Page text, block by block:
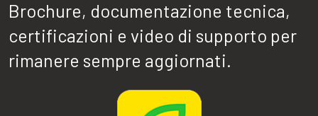
Brochure, documentazione tecnica,
certificazioni e video di supporto per
rimanere sempre aggiornati.